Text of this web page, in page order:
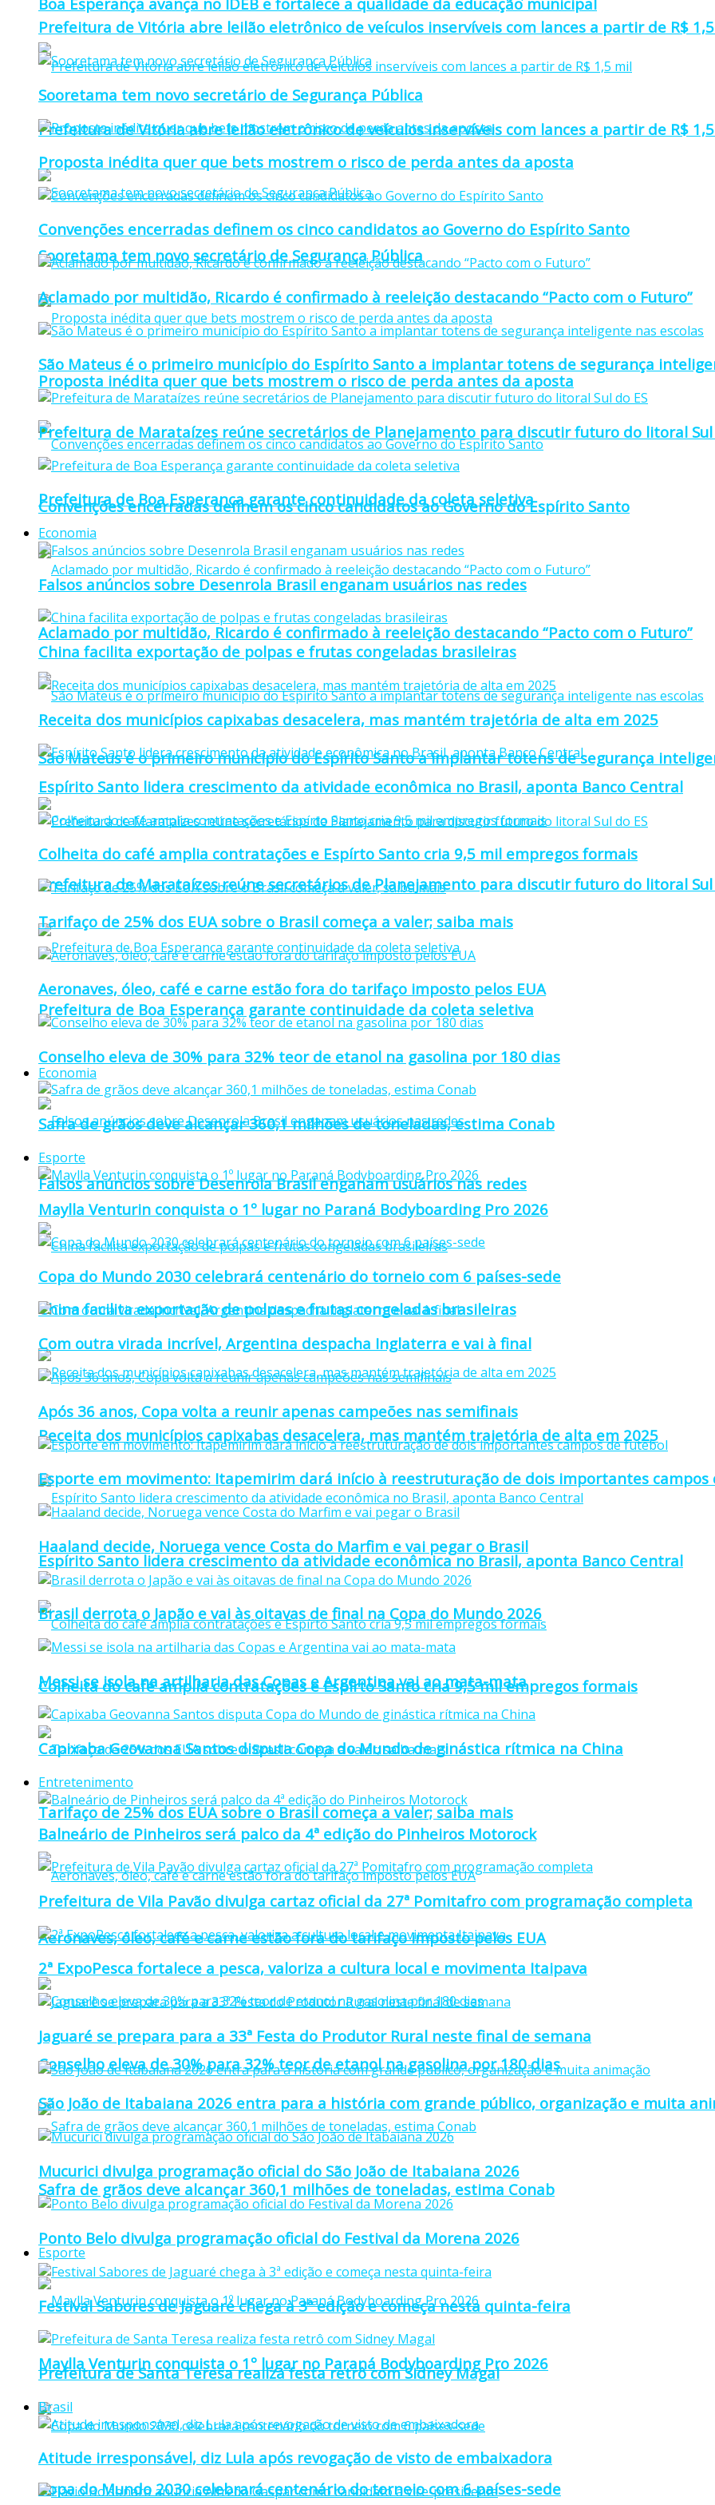
Prefeitura de Vitória abre leilão eletrônico de veículos inservíveis com lances a partir de R$
Sooretama tem novo secretário de Segurança Pública
Proposta inédita quer que bets mostrem o risco de perda antes da aposta
Convenções encerradas definem os cinco candidatos ao Governo do Espírito Santo
Aclamado por multidão, Ricardo é confirmado à reeleição destacando “Pacto com o Futuro”
São Mateus é o primeiro município do Espírito Santo a implantar totens de segurança
Prefeitura de Marataízes reúne secretários de Planejamento para discutir futuro do litoral Sul
Prefeitura de Boa Esperança garante continuidade da coleta seletiva
Economia
Falsos anúncios sobre Desenrola Brasil enganam usuários nas redes
China facilita exportação de polpas e frutas congeladas brasileiras
Receita dos municípios capixabas desacelera, mas mantém trajetória de alta em 2025
Espírito Santo lidera crescimento da atividade econômica no Brasil, aponta Banco Central
Colheita do café amplia contratações e Espírto Santo cria 9,5 mil empregos formais
Tarifaço de 25% dos EUA sobre o Brasil começa a valer; saiba mais
Aeronaves, óleo, café e carne estão fora do tarifaço imposto pelos EUA
Conselho eleva de 30% para 32% teor de etanol na gasolina por 180 dias
Safra de grãos deve alcançar 360,1 milhões de toneladas, estima Conab
Esporte
Maylla Venturin conquista o 1º lugar no Paraná Bodyboarding Pro 2026
Copa do Mundo 2030 celebrará centenário do torneio com 6 países-sede
Prefeitura de Vitória abre leilão eletrônico de veículos inservíveis com lances a partir de R$
Sooretama tem novo secretário de Segurança Pública
Proposta inédita quer que bets mostrem o risco de perda antes da aposta
Convenções encerradas definem os cinco candidatos ao Governo do Espírito Santo
Aclamado por multidão, Ricardo é confirmado à reeleição destacando “Pacto com o Futuro”
São Mateus é o primeiro município do Espírito Santo a implantar totens de segurança
Prefeitura de Marataízes reúne secretários de Planejamento para discutir futuro do litoral Sul
Prefeitura de Boa Esperança garante continuidade da coleta seletiva
Economia
Falsos anúncios sobre Desenrola Brasil enganam usuários nas redes
China facilita exportação de polpas e frutas congeladas brasileiras
Receita dos municípios capixabas desacelera, mas mantém trajetória de alta em 2025
Espírito Santo lidera crescimento da atividade econômica no Brasil, aponta Banco Central
Colheita do café amplia contratações e Espírto Santo cria 9,5 mil empregos formais
Tarifaço de 25% dos EUA sobre o Brasil começa a valer; saiba mais
Aeronaves, óleo, café e carne estão fora do tarifaço imposto pelos EUA
Conselho eleva de 30% para 32% teor de etanol na gasolina por 180 dias
Safra de grãos deve alcançar 360,1 milhões de toneladas, estima Conab
Esporte
Maylla Venturin conquista o 1º lugar no Paraná Bodyboarding Pro 2026
Copa do Mundo 2030 celebrará centenário do torneio com 6 países-sede
Com outra virada incrível, Argentina despacha Inglaterra e vai à final
Após 36 anos, Copa volta a reunir apenas campeões nas semifinais
Esporte em movimento: Itapemirim dará início à reestruturação de dois importantes campos
Haaland decide, Noruega vence Costa do Marfim e vai pegar o Brasil
Brasil derrota o Japão e vai às oitavas de final na Copa do Mundo 2026
Messi se isola na artilharia das Copas e Argentina vai ao mata-mata
Capixaba Geovanna Santos disputa Copa do Mundo de ginástica rítmica na China
Entretenimento
Balneário de Pinheiros será palco da 4ª edição do Pinheiros Motorock
Prefeitura de Vila Pavão divulga cartaz oficial da 27ª Pomitafro com programação completa
2ª ExpoPesca fortalece a pesca, valoriza a cultura local e movimenta Itaipava
Jaguaré se prepara para a 33ª Festa do Produtor Rural neste final de semana
São João de Itabaiana 2026 entra para a história com grande público, organização e muita
Mucurici divulga programação oficial do São João de Itabaiana 2026
Ponto Belo divulga programação oficial do Festival da Morena 2026
Festival Sabores de Jaguaré chega à 3ª edição e começa nesta quinta-feira
Prefeitura de Santa Teresa realiza festa retrô com Sidney Magal
Brasil
Atitude irresponsável, diz Lula após revogação de visto de embaixadora